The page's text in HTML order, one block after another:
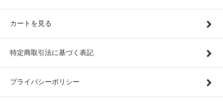
カートを見る
特定商取引法に基づく表記
プライバシーポリシー